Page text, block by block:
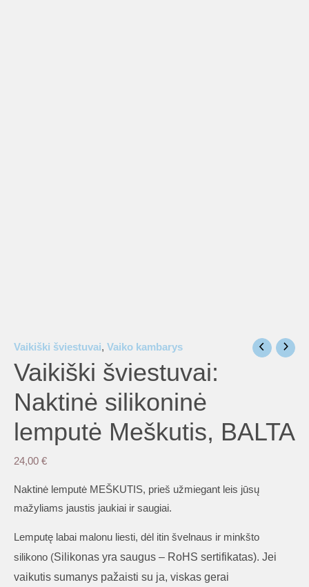
Vaikiški šviestuvai, Vaiko kambarys
Vaikiški šviestuvai:
Naktinė silikoninė
lemputė Meškutis, BALTA
24,00 €
Naktinė lemputė MEŠKUTIS, prieš užmiegant leis jūsų
mažyliams jaustis jaukiai ir saugiai.
Lemputę labai malonu liesti, dėl itin švelnaus ir minkšto
silikono (Silikonas yra saugus – RoHS sertifikatas). Jei
vaikutis sumanys pažaisti su ja, viskas gerai